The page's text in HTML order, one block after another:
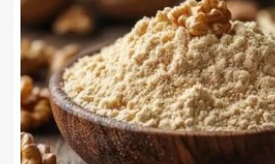
روش‌های استعلام کالابرگ (فعال بودن و موجودی)
17 مرداد 1405
نحوه دریافت رمز خرید کالابرگ برای خرید آنلاین (رمز
یکبارمصرف کالابرگ)
17 مرداد 1405